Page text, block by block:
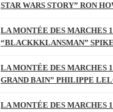
STAR WARS STORY” RON
LA MONTÉE DES MARCHES
“BLACKKKLANSMAN”
LA MONTÉE DES MARCHES
GRAND BAIN” PHILIPPE
LA MONTÉE DES MARCHES